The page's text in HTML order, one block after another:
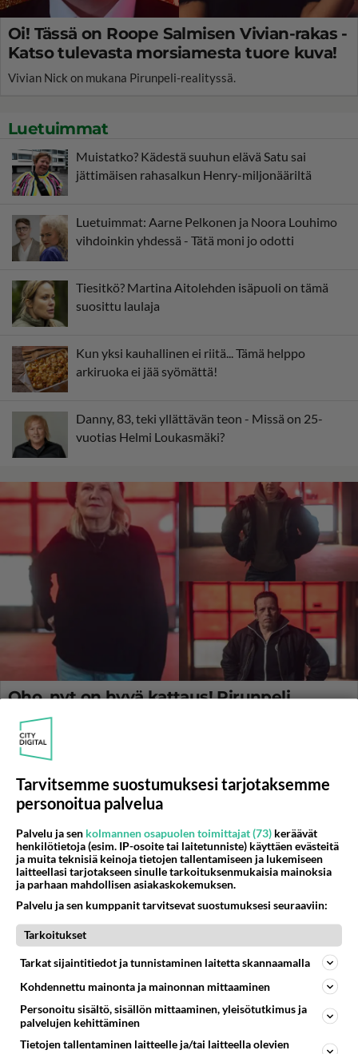
Oi! Tässä on Roope Salmisen Vivian-rakas -
Katso tulevasta morsiamesta tuore kuva!
Vivian Nick on mukana Pirunpeli-realityssä.
Luetuimmat
Muistatko? Kädestä suuhun elävä Satu sai
jättimäisen rahasalkun Henry-miljonääriltä
Luetuimmat: Aarne Pelkonen ja Noora Louhimo
vihdoinkin yhdessä - Tätä moni jo odotti
Tiesitkö? Martina Aitolehden isäpuoli on tämä
suosittu laulaja
Kun yksi kauhallinen ei riitä... Tämä helppo
arkiruoka ei jää syömättä!
Danny, 83, teki yllättävän teon - Missä on 25-
vuotias Helmi Loukasmäki?
Oho, nyt on hyvä kattaus! Pirunpeli
realityssä mm. Miitta Sorvali, Niko
Saarinen, Timo Lavikainen...
Pirunpeli reality starttaa syyskuussa. Katso tästä kaikki
pelaajat!
Tarvitsemme suostumuksesi tarjotaksemme
personoitua palvelua
Palvelu ja sen kolmannen osapuolen toimittajat (73) keräävät
henkilötietoja (esim. IP-osoite tai laitetunniste) käyttäen evästeitä
ja muita teknisiä keinoja tietojen tallentamiseen ja lukemiseen
laitteellasi tarjotakseen sinulle tarkoituksenmukaisia mainoksia
ja parhaan mahdollisen asiakaskokemuksen.
Palvelu ja sen kumppanit tarvitsevat suostumuksesi seuraaviin:
Tarkoitukset
Tarkat sijaintitiedot ja tunnistaminen laitetta skannaamalla
Kohdennettu mainonta ja mainonnan mittaaminen
Personoitu sisältö, sisällön mittaaminen, yleisötutkimus ja
palvelujen kehittäminen
Tietojen tallentaminen laitteelle ja/tai laitteella olevien